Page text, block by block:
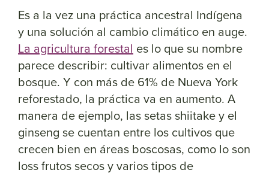
Es a la vez una práctica ancestral Indígena
y una solución al cambio climático en auge.
La agricultura forestal es lo que su nombre
parece describir: cultivar alimentos en el
bosque. Y con más de 61% de Nueva York
reforestado, la práctica va en aumento. A
manera de ejemplo, las setas shiitake y el
ginseng se cuentan entre los cultivos que
crecen bien en áreas boscosas, como lo son
loss frutos secos y varios tipos de